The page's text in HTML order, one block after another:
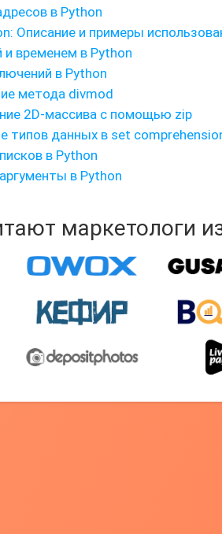
в Python
Описание и примеры
и временем в Python
в Python
метода divmod
2D-массива с помощью zip
типов данных в set
в Python
в Python
маркетологи